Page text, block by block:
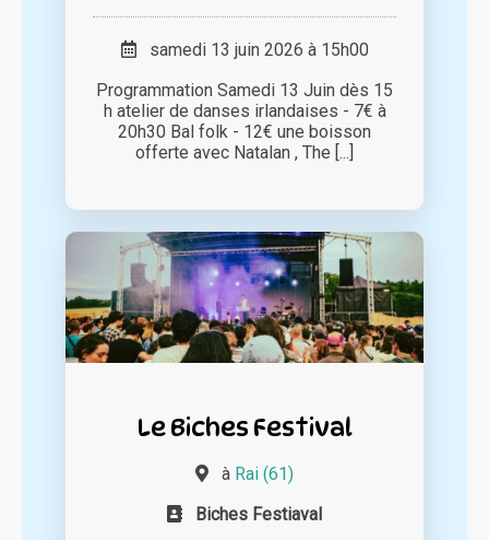
samedi 13 juin 2026 à 15h00
Programmation Samedi 13 Juin dès 15
h atelier de danses irlandaises - 7€ à
20h30 Bal folk - 12€ une boisson
offerte avec Natalan , The [...]
Le Biches Festival
à Rai (61)
Biches Festiaval